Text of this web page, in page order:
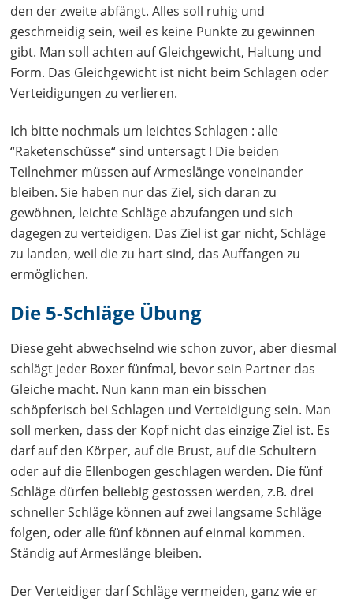
den der zweite abfängt. Alles soll ruhig und
geschmeidig sein, weil es keine Punkte zu gewinnen
gibt. Man soll achten auf Gleichgewicht, Haltung und
Form. Das Gleichgewicht ist nicht beim Schlagen oder
Verteidigungen zu verlieren.
Ich bitte nochmals um leichtes Schlagen : alle
“Raketenschüsse“ sind untersagt ! Die beiden
Teilnehmer müssen auf Armeslänge voneinander
bleiben. Sie haben nur das Ziel, sich daran zu
gewöhnen, leichte Schläge abzufangen und sich
dagegen zu verteidigen. Das Ziel ist gar nicht, Schläge
zu landen, weil die zu hart sind, das Auffangen zu
ermöglichen.
Die 5-Schläge Übung
Diese geht abwechselnd wie schon zuvor, aber diesmal
schlägt jeder Boxer fünfmal, bevor sein Partner das
Gleiche macht. Nun kann man ein bisschen
schöpferisch bei Schlagen und Verteidigung sein. Man
soll merken, dass der Kopf nicht das einzige Ziel ist. Es
darf auf den Körper, auf die Brust, auf die Schultern
oder auf die Ellenbogen geschlagen werden. Die fünf
Schläge dürfen beliebig gestossen werden, z.B. drei
schneller Schläge können auf zwei langsame Schläge
folgen, oder alle fünf können auf einmal kommen.
Ständig auf Armeslänge bleiben.
Der Verteidiger darf Schläge vermeiden, ganz wie er